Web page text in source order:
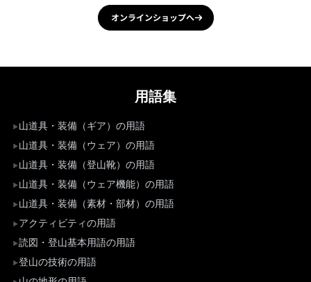
オンラインショップへ
用語集
山道具・装備（ギア）の用語
山道具・装備（ウェア）の用語
山道具・装備（登山靴）の用語
山道具・装備（ウェア機能）の用語
山道具・装備（素材・部材）の用語
アクティビティの用語
読図・登山基本用語の用語
登山の技術の用語